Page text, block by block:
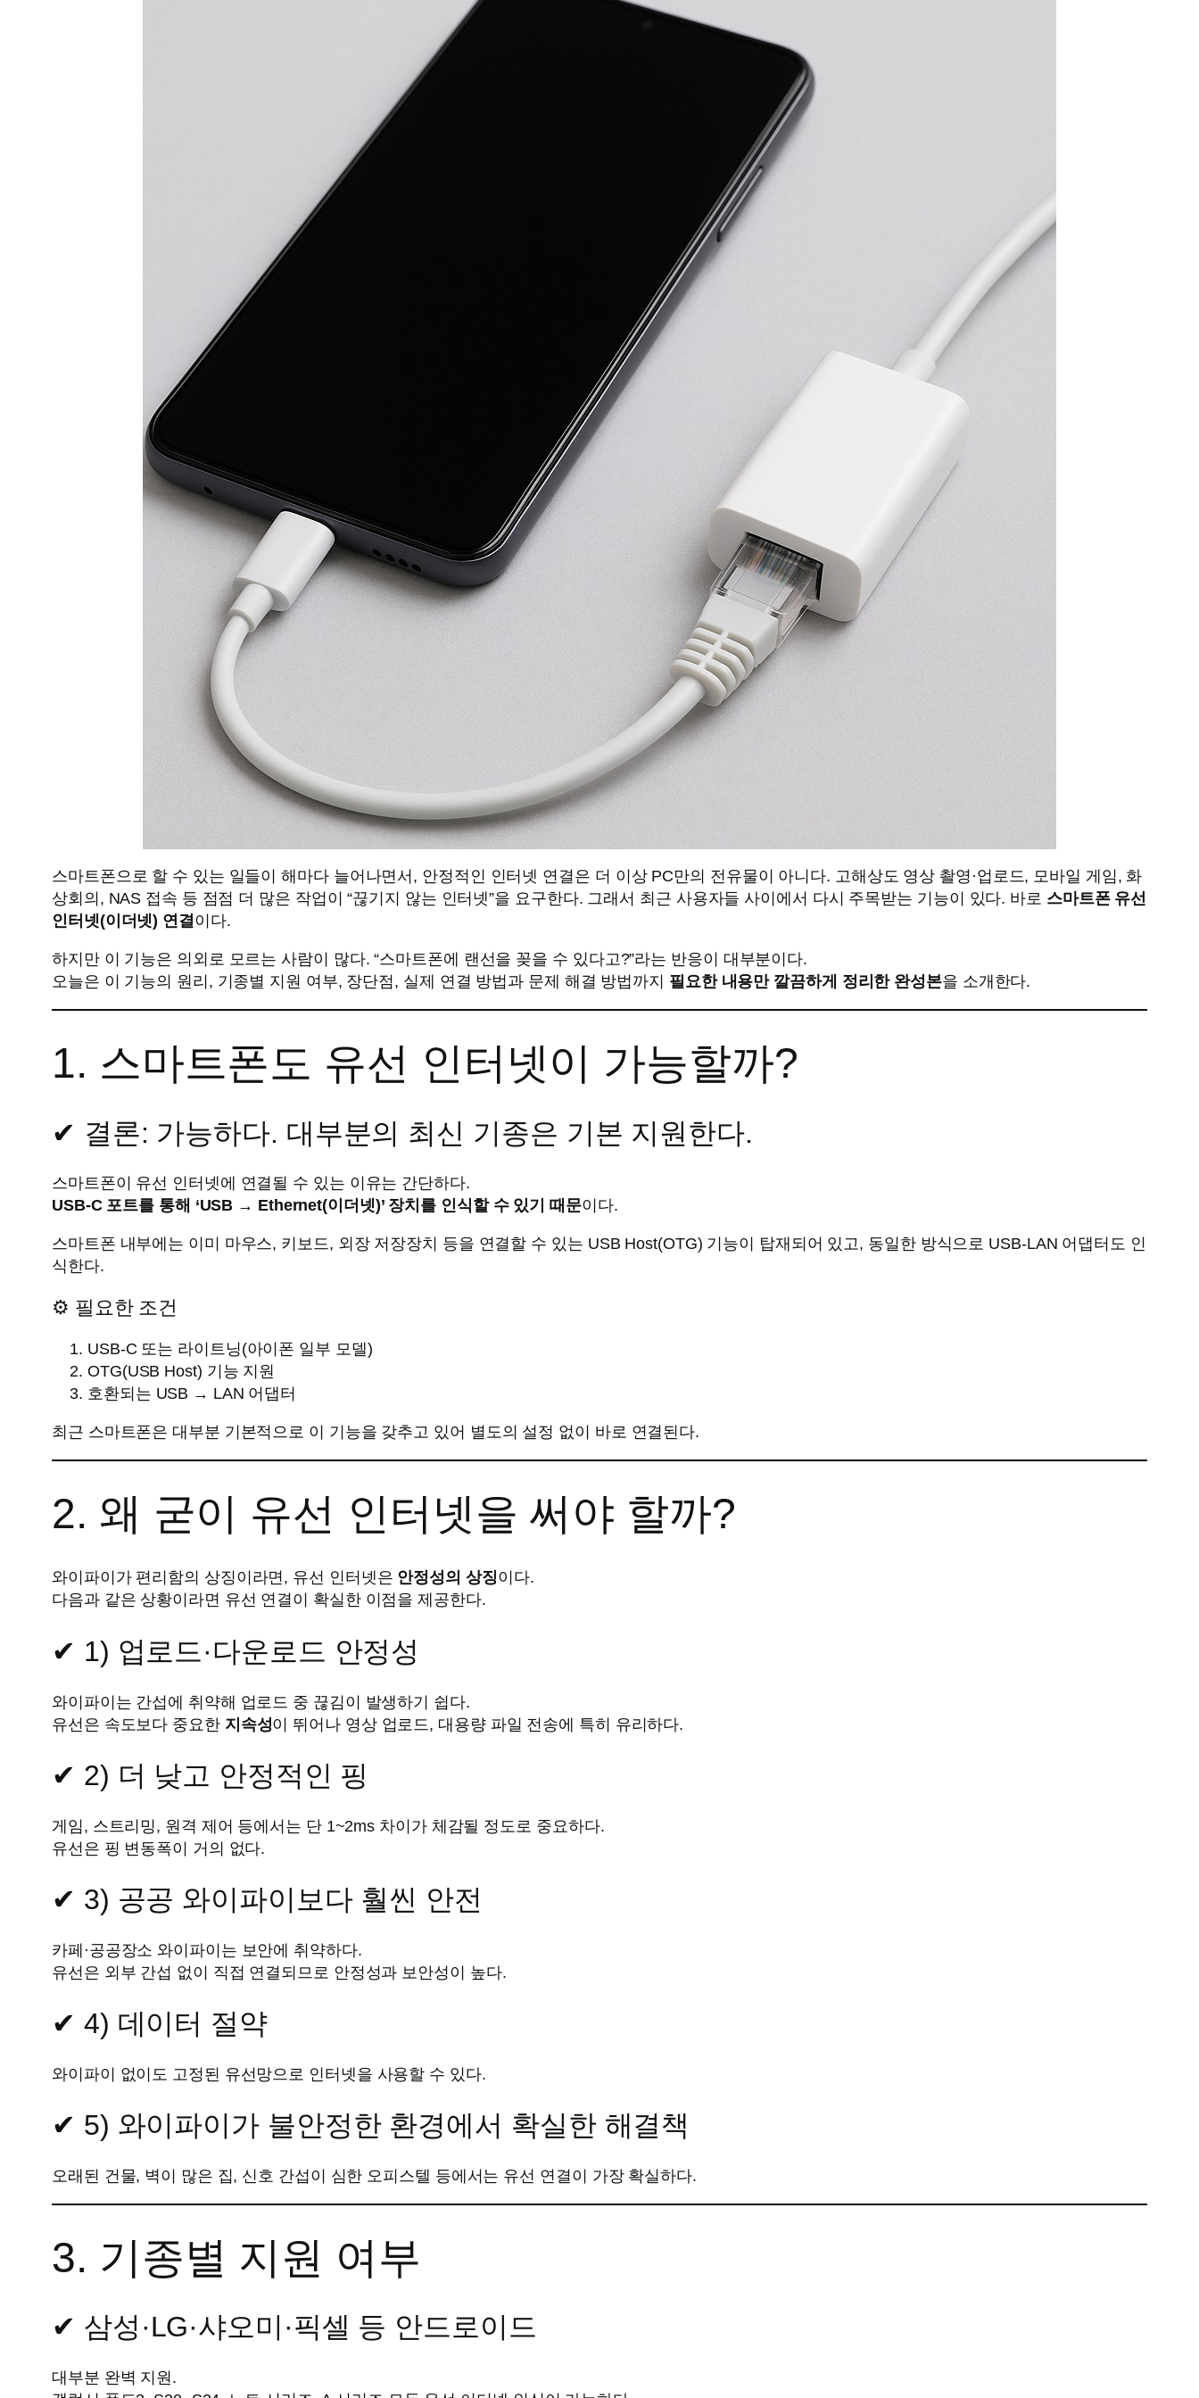
스마트폰으로 할 수 있는 일들이 해마다 늘어나면서, 안정적인 인터넷 연결은 더 이상 PC만의 전유물이 아니다. 고해상도 영상 촬영·업로드, 모바일 게임, 화
상회의, NAS 접속 등 점점 더 많은 작업이 “끊기지 않는 인터넷”을 요구한다. 그래서 최근 사용자들 사이에서 다시 주목받는 기능이 있다. 바로 스마트폰 유선
인터넷(이더넷) 연결이다.
하지만 이 기능은 의외로 모르는 사람이 많다. “스마트폰에 랜선을 꽂을 수 있다고?”라는 반응이 대부분이다.
오늘은 이 기능의 원리, 기종별 지원 여부, 장단점, 실제 연결 방법과 문제 해결 방법까지 필요한 내용만 깔끔하게 정리한 완성본을 소개한다.
1. 스마트폰도 유선 인터넷이 가능할까?
✔ 결론: 가능하다. 대부분의 최신 기종은 기본 지원한다.
스마트폰이 유선 인터넷에 연결될 수 있는 이유는 간단하다.
USB-C 포트를 통해 ‘USB → Ethernet(이더넷)’ 장치를 인식할 수 있기 때문이다.
스마트폰 내부에는 이미 마우스, 키보드, 외장 저장장치 등을 연결할 수 있는 USB Host(OTG) 기능이 탑재되어 있고, 동일한 방식으로 USB-LAN 어댑터도 인
식한다.
⚙ 필요한 조건
USB-C 또는 라이트닝(아이폰 일부 모델)
OTG(USB Host) 기능 지원
호환되는 USB → LAN 어댑터
최근 스마트폰은 대부분 기본적으로 이 기능을 갖추고 있어 별도의 설정 없이 바로 연결된다.
2. 왜 굳이 유선 인터넷을 써야 할까?
와이파이가 편리함의 상징이라면, 유선 인터넷은 안정성의 상징이다.
다음과 같은 상황이라면 유선 연결이 확실한 이점을 제공한다.
✔ 1) 업로드·다운로드 안정성
와이파이는 간섭에 취약해 업로드 중 끊김이 발생하기 쉽다.
유선은 속도보다 중요한 지속성이 뛰어나 영상 업로드, 대용량 파일 전송에 특히 유리하다.
✔ 2) 더 낮고 안정적인 핑
게임, 스트리밍, 원격 제어 등에서는 단 1~2ms 차이가 체감될 정도로 중요하다.
유선은 핑 변동폭이 거의 없다.
✔ 3) 공공 와이파이보다 훨씬 안전
카페·공공장소 와이파이는 보안에 취약하다.
유선은 외부 간섭 없이 직접 연결되므로 안정성과 보안성이 높다.
✔ 4) 데이터 절약
와이파이 없이도 고정된 유선망으로 인터넷을 사용할 수 있다.
✔ 5) 와이파이가 불안정한 환경에서 확실한 해결책
오래된 건물, 벽이 많은 집, 신호 간섭이 심한 오피스텔 등에서는 유선 연결이 가장 확실하다.
3. 기종별 지원 여부
✔ 삼성·LG·샤오미·픽셀 등 안드로이드
대부분 완벽 지원.